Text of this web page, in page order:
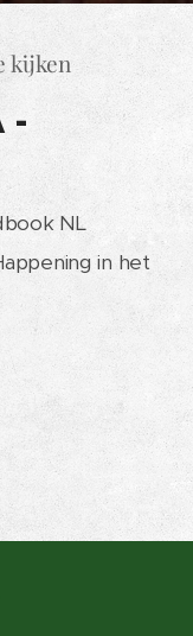
kijken
-
NL
in het